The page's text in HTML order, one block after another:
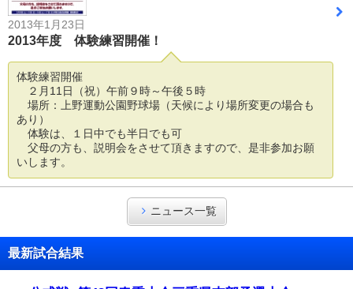
2013年1月23日
2013年度 体験練習開催！
体験練習開催
２月11日（祝）午前９時～午後５時
場所：上野運動公園野球場（天候により場所変更の場合も
あり）
体験は、１日中でも半日でも可
父母の方も、説明会をさせて頂きますので、是非参加お願
いします。
ニュース一覧
最新試合結果